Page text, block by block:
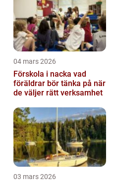
04 mars 2026
Förskola i nacka vad
föräldrar bör tänka på när
de väljer rätt verksamhet
03 mars 2026